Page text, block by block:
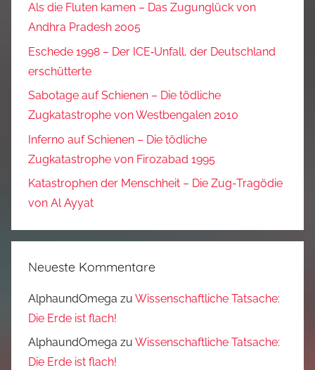
Als die Fluten kamen – Das Zugunglück von
Andhra Pradesh 2005
Eschede 1998 – Der ICE‑Unfall, der Deutschland
erschütterte
Sabotage auf Schienen – Die tödliche
Zugkatastrophe von Westbengalen 2010
Inferno auf Schienen – Die tödliche
Zugkatastrophe von Firozabad 1995
Katastrophen der Menschheit – Die Zug-Tragödie
von Al Ayyat
Neueste Kommentare
AlphaundOmega zu Wissenschaftliche Tatsache:
Die Erde ist flach!
AlphaundOmega zu Wissenschaftliche Tatsache:
Die Erde ist flach!